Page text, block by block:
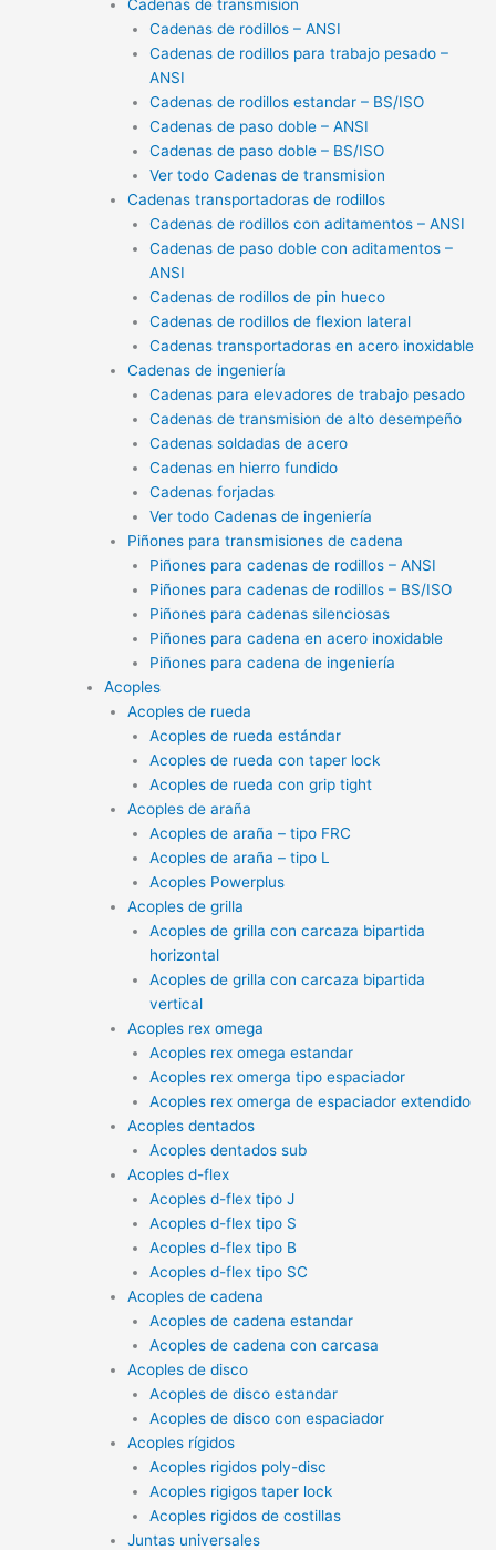
Cadenas de transmision
Cadenas de rodillos – ANSI
Cadenas de rodillos para trabajo pesado –
ANSI
Cadenas de rodillos estandar – BS/ISO
Cadenas de paso doble – ANSI
Cadenas de paso doble – BS/ISO
Ver todo Cadenas de transmision
Cadenas transportadoras de rodillos
Cadenas de rodillos con aditamentos – ANSI
Cadenas de paso doble con aditamentos –
ANSI
Cadenas de rodillos de pin hueco
Cadenas de rodillos de flexion lateral
Cadenas transportadoras en acero inoxidable
Cadenas de ingeniería
Cadenas para elevadores de trabajo pesado
Cadenas de transmision de alto desempeño
Cadenas soldadas de acero
Cadenas en hierro fundido
Cadenas forjadas
Ver todo Cadenas de ingeniería
Piñones para transmisiones de cadena
Piñones para cadenas de rodillos – ANSI
Piñones para cadenas de rodillos – BS/ISO
Piñones para cadenas silenciosas
Piñones para cadena en acero inoxidable
Piñones para cadena de ingeniería
Acoples
Acoples de rueda
Acoples de rueda estándar
Acoples de rueda con taper lock
Acoples de rueda con grip tight
Acoples de araña
Acoples de araña – tipo FRC
Acoples de araña – tipo L
Acoples Powerplus
Acoples de grilla
Acoples de grilla con carcaza bipartida
horizontal
Acoples de grilla con carcaza bipartida
vertical
Acoples rex omega
Acoples rex omega estandar
Acoples rex omerga tipo espaciador
Acoples rex omerga de espaciador extendido
Acoples dentados
Acoples dentados sub
Acoples d-flex
Acoples d-flex tipo J
Acoples d-flex tipo S
Acoples d-flex tipo B
Acoples d-flex tipo SC
Acoples de cadena
Acoples de cadena estandar
Acoples de cadena con carcasa
Acoples de disco
Acoples de disco estandar
Acoples de disco con espaciador
Acoples rígidos
Acoples rigidos poly-disc
Acoples rigigos taper lock
Acoples rigidos de costillas
Juntas universales